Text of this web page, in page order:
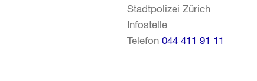
Stadtpolizei Zürich
Infostelle
Telefon 044 411 91 11